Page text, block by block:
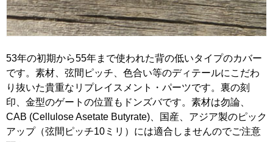
53年の初期から55年まで使われた背の低いタイプのカバー
です。素材、弦間ピッチ、色合い等のディテールにこだわ
り抜いた貴重なリプレイスメント・パーツです。裏の刻
印、金型のゲートの位置もドンズバです。素材は勿論、
CAB (Cellulose Asetate Butyrate)、国産、アジア製のピック
アップ（弦間ピッチ10ミリ）には適合しませんのでご注意